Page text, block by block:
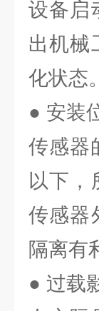
设备启
出机械
化状态。
● 安装
传感器
以下，
传感器
隔离有
● 过载